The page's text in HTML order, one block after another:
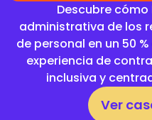
Descubre cómo
administrativa de los
de personal en un 50
experiencia de
inclusiva y
Ver